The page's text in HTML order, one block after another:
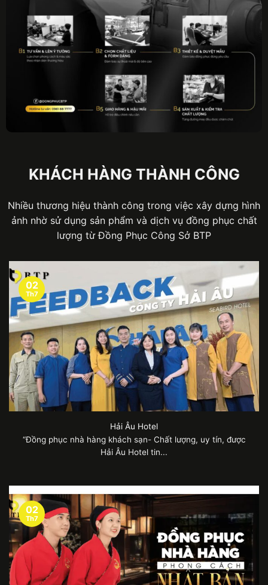
KHÁCH HÀNG THÀNH CÔNG
Nhiều thương hiệu thành công trong việc xây dựng hình
ảnh nhờ sử dụng sản phẩm và dịch vụ đồng phục chất
lượng từ Đồng Phục Công Sở BTP
Hải Âu Hotel
“Đồng phục nhà hàng khách sạn- Chất lượng, uy tín, được
Hải Âu Hotel tin...
02
Th7
02
Th7